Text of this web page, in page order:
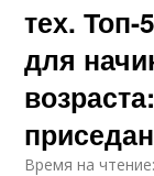
тех. Топ-
для
Время на